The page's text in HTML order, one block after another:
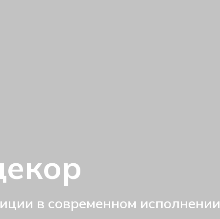
в современном исполнении